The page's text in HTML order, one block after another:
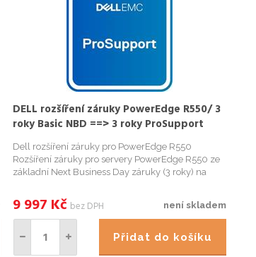
DELL rozšíření záruky PowerEdge R550/ 3
roky Basic NBD ==> 3 roky ProSupport
NBD/ do 1 měsíce od nákupu/ NPOS
Dell rozšíření záruky pro PowerEdge R550
Rozšíření záruky pro servery PowerEdge R550 ze
základní Next Business Day záruky (3 roky) na
rozšířena do 1 měsíce od nákupu. ProSupport Next
Business Day. Př...
není skladem
9 997 Kč bez DPH
Přidat do košíku